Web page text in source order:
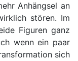
Anhängsel an
stören. Im
Figuren ganz
wenn ein paar
sich